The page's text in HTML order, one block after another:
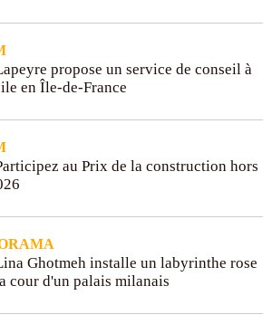
propose un service de conseil à
en Île-de-France
au Prix de la construction hors
Ghotmeh installe un labyrinthe rose
cour d'un palais milanais